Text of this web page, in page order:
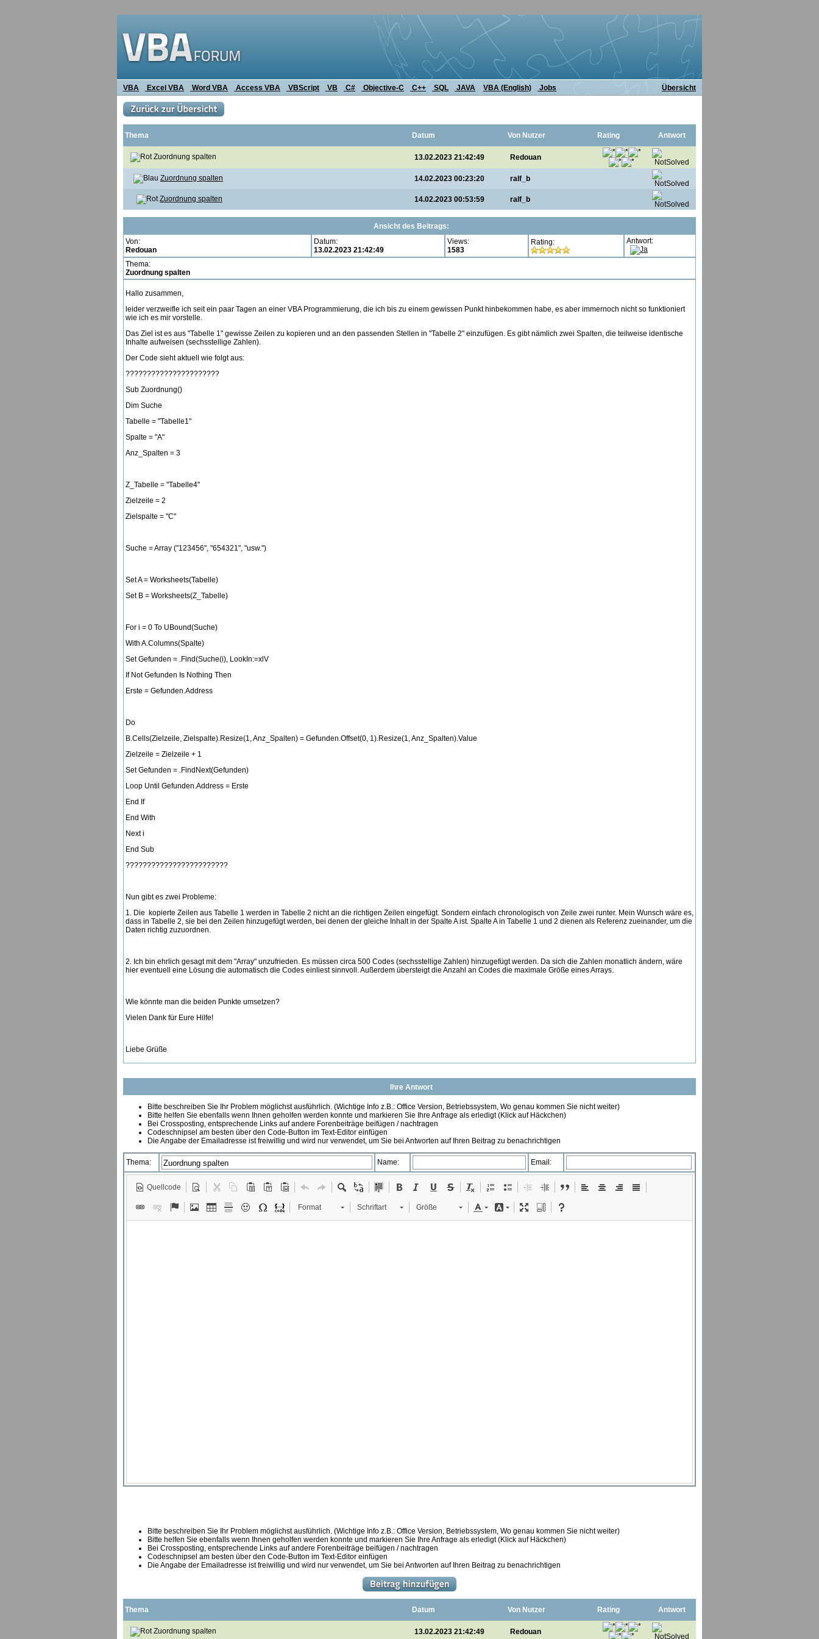
VBA Excel VBA Word VBA Access VBA VBScript VB C# Objective-C C++ SQL JAVA VBA (English) Jobs Übersicht
Thema Datum Von Nutzer Rating Antwort
Zuordnung spalten 13.02.2023 21:42:49 Redouan
Zuordnung spalten 14.02.2023 00:23:20 ralf_b
Zuordnung spalten 14.02.2023 00:53:59 ralf_b
Ansicht des Beitrags:
Von:
Redouan
Datum:
13.02.2023 21:42:49
Views:
1583
Rating: Antwort:
Thema:
Zuordnung spalten
Hallo zusammen,
leider verzweifle ich seit ein paar Tagen an einer VBA Programmierung, die ich bis zu einem gewissen Punkt hinbekommen habe, es aber immernoch nicht so funktioniert
wie ich es mir vorstelle.
Das Ziel ist es aus "Tabelle 1" gewisse Zeilen zu kopieren und an den passenden Stellen in "Tabelle 2" einzufügen. Es gibt nämlich zwei Spalten, die teilweise identische
Inhalte aufweisen (sechsstellige Zahlen).
Der Code sieht aktuell wie folgt aus:
??????????????????????
Sub Zuordnung()
Dim Suche
Tabelle = "Tabelle1"
Spalte = "A"
Anz_Spalten = 3
Z_Tabelle = "Tabelle4"
Zielzeile = 2
Zielspalte = "C"
Suche = Array ("123456", "654321", "usw.")
Set A = Worksheets(Tabelle)
Set B = Worksheets(Z_Tabelle)
For i = 0 To UBound(Suche)
With A.Columns(Spalte)
Set Gefunden = .Find(Suche(i), LookIn:=xlV
If Not Gefunden Is Nothing Then
Erste = Gefunden.Address
Do
B.Cells(Zielzeile, Zielspalte).Resize(1, Anz_Spalten) = Gefunden.Offset(0, 1).Resize(1, Anz_Spalten).Value
Zielzeile = Zielzeile + 1
Set Gefunden = .FindNext(Gefunden)
Loop Until Gefunden.Address = Erste
End If
End With
Next i
End Sub
????????????????????????
Nun gibt es zwei Probleme:
1. Die kopierte Zeilen aus Tabelle 1 werden in Tabelle 2 nicht an die richtigen Zeilen eingefügt. Sondern einfach chronologisch von Zeile zwei runter. Mein Wunsch wäre es,
dass in Tabelle 2, sie bei den Zeilen hinzugefügt werden, bei denen der gleiche Inhalt in der Spalte A ist. Spalte A in Tabelle 1 und 2 dienen als Referenz zueinander, um die
Daten richtig zuzuordnen.
2. Ich bin ehrlich gesagt mit dem "Array" unzufrieden. Es müssen circa 500 Codes (sechsstellige Zahlen) hinzugefügt werden. Da sich die Zahlen monatlich ändern, wäre
hier eventuell eine Lösung die automatisch die Codes einliest sinnvoll. Außerdem übersteigt die Anzahl an Codes die maximale Größe eines Arrays.
Wie könnte man die beiden Punkte umsetzen?
Vielen Dank für Eure Hilfe!
Liebe Grüße
Ihre Antwort
Bitte beschreiben Sie Ihr Problem möglichst ausführlich. (Wichtige Info z.B.: Office Version, Betriebssystem, Wo genau kommen Sie nicht weiter)
Bitte helfen Sie ebenfalls wenn Ihnen geholfen werden konnte und markieren Sie Ihre Anfrage als erledigt (Klick auf Häckchen)
Bei Crossposting, entsprechende Links auf andere Forenbeiträge beifügen / nachtragen
Codeschnipsel am besten über den Code-Button im Text-Editor einfügen
Die Angabe der Emailadresse ist freiwillig und wird nur verwendet, um Sie bei Antworten auf Ihren Beitrag zu benachrichtigen
Thema: Name: Email:
Quellcode
Format Schriftart Größe
Bitte beschreiben Sie Ihr Problem möglichst ausführlich. (Wichtige Info z.B.: Office Version, Betriebssystem, Wo genau kommen Sie nicht weiter)
Bitte helfen Sie ebenfalls wenn Ihnen geholfen werden konnte und markieren Sie Ihre Anfrage als erledigt (Klick auf Häckchen)
Bei Crossposting, entsprechende Links auf andere Forenbeiträge beifügen / nachtragen
Codeschnipsel am besten über den Code-Button im Text-Editor einfügen
Die Angabe der Emailadresse ist freiwillig und wird nur verwendet, um Sie bei Antworten auf Ihren Beitrag zu benachrichtigen
Thema Datum Von Nutzer Rating Antwort
Zuordnung spalten 13.02.2023 21:42:49 Redouan